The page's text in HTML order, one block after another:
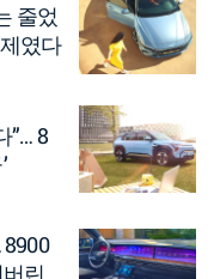
줄었
였다
”… 8
8900